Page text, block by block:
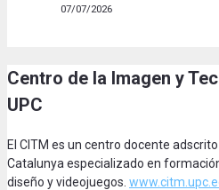
07/07/2026
Centro de la Imagen y
UPC
El CITM es un centro docente
Catalunya especializado en
diseño y videojuegos.